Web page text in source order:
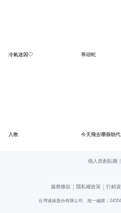
冷氣迷因♡ 蒂頭蛇
入教
個人原創貼圖
服務條款 | 隱私權政策 | 行銷
台灣連線股份有限公司 統一編號：